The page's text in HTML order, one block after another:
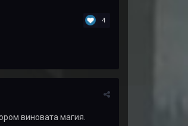
4
виновата магия.